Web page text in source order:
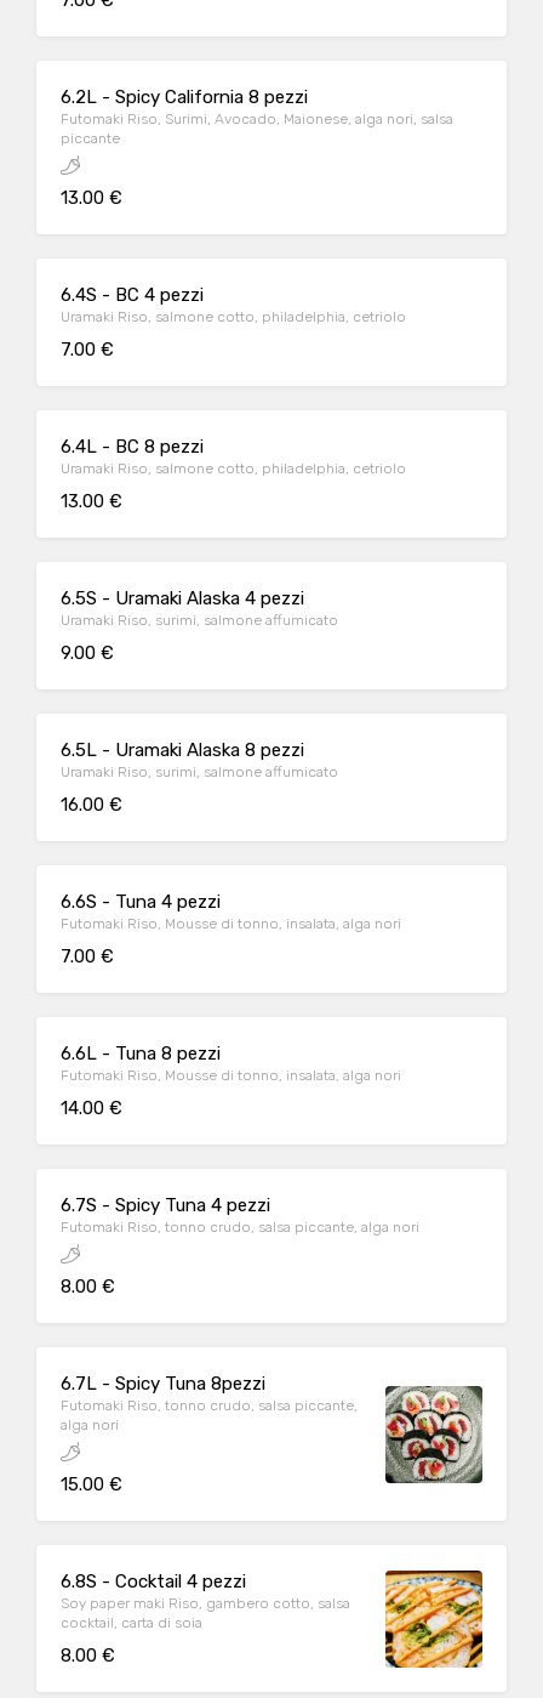
6.2L - Spicy California 8 pezzi
Futomaki Riso, Surimi, Avocado, Maionese, alga nori, salsa
piccante
13.00 €
6.4S - BC 4 pezzi
Uramaki Riso, salmone cotto, philadelphia, cetriolo
7.00 €
6.4L - BC 8 pezzi
Uramaki Riso, salmone cotto, philadelphia, cetriolo
13.00 €
6.5S - Uramaki Alaska 4 pezzi
Uramaki Riso, surimi, salmone affumicato
9.00 €
6.5L - Uramaki Alaska 8 pezzi
Uramaki Riso, surimi, salmone affumicato
16.00 €
6.6S - Tuna 4 pezzi
Futomaki Riso, Mousse di tonno, insalata, alga nori
7.00 €
6.6L - Tuna 8 pezzi
Futomaki Riso, Mousse di tonno, insalata, alga nori
14.00 €
6.7S - Spicy Tuna 4 pezzi
Futomaki Riso, tonno crudo, salsa piccante, alga nori
8.00 €
6.7L - Spicy Tuna 8pezzi
Futomaki Riso, tonno crudo, salsa piccante,
alga nori
15.00 €
6.8S - Cocktail 4 pezzi
Soy paper maki Riso, gambero cotto, salsa
cocktail, carta di soia
8.00 €